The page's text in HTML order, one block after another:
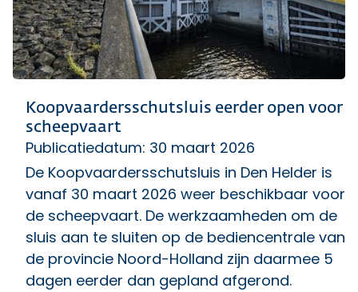
Koopvaardersschutsluis eerder open voor
scheepvaart
Publicatiedatum: 30 maart 2026
De Koopvaardersschutsluis in Den Helder is
vanaf 30 maart 2026 weer beschikbaar voor
de scheepvaart. De werkzaamheden om de
sluis aan te sluiten op de bediencentrale van
de provincie Noord-Holland zijn daarmee 5
dagen eerder dan gepland afgerond.